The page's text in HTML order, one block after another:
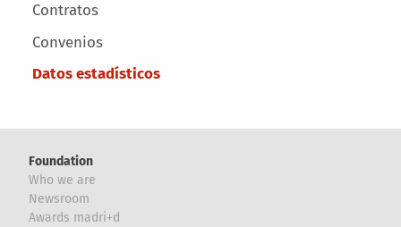
Contratos
Convenios
Datos estadísticos
Foundation
Who we are
Newsroom
Awards madri+d